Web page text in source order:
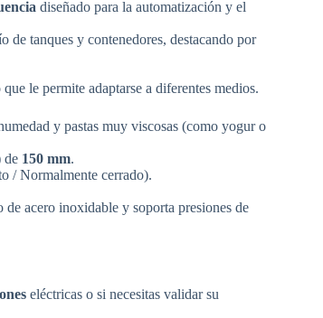
diseñado para la automatización y el
de tanques y contenedores, destacando por
le permite adaptarse a diferentes medios.
y pastas muy viscosas (como yogur o
de 150 mm.
/ Normalmente cerrado).
de acero inoxidable y soporta presiones de
eléctricas o si necesitas validar su